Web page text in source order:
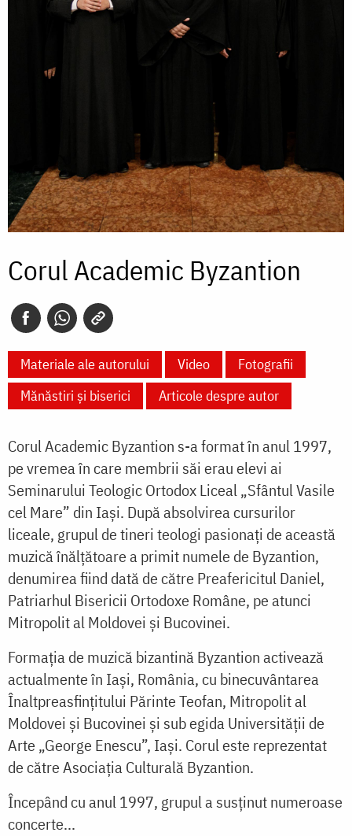
Corul Academic Byzantion
Materiale ale autorului Video
Fotografii
Mănăstiri și biserici
Articole despre autor
Corul Academic Byzantion s-a format în anul 1997,
pe vremea în care membrii săi erau elevi ai
Seminarului Teologic Ortodox Liceal „Sfântul Vasile
cel Mare” din Iaşi. După absolvirea cursurilor
liceale, grupul de tineri teologi pasionaţi de această
muzică înălţătoare a primit numele de Byzantion,
denumirea fiind dată de către Preafericitul Daniel,
Patriarhul Bisericii Ortodoxe Române, pe atunci
Mitropolit al Moldovei şi Bucovinei.
Formaţia de muzică bizantină Byzantion activează
actualmente în Iaşi, România, cu binecuvântarea
Înaltpreasfințitului Părinte Teofan, Mitropolit al
Moldovei şi Bucovinei şi sub egida Universităţii de
Arte „George Enescu”, Iaşi. Corul este reprezentat
de către Asociaţia Culturală Byzantion.
Începând cu anul 1997, grupul a susţinut numeroase
concerte...